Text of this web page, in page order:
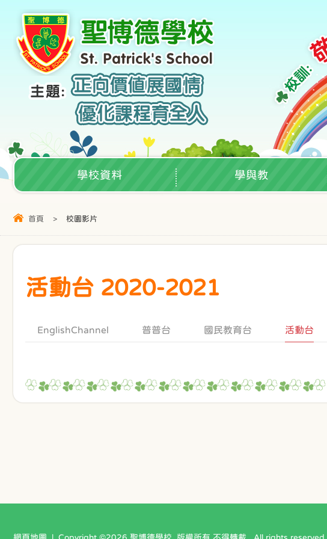
學校資料 學與教
首頁 > 校園影片
活動台 2020-2021
EnglishChannel 普普台 國民教育台 活動台
網頁地圖 | Copyright ©2026 聖博德學校. 版權所有 不得轉載 . All rights reserved.